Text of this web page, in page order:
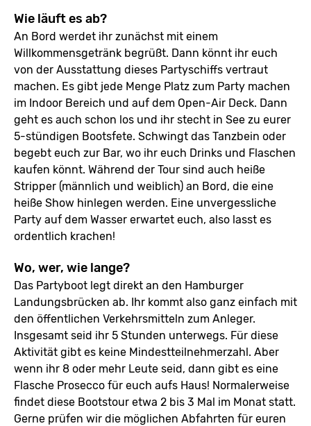
Wie läuft es ab?
An Bord werdet ihr zunächst mit einem
Willkommensgetränk begrüßt. Dann könnt ihr euch
von der Ausstattung dieses Partyschiffs vertraut
machen. Es gibt jede Menge Platz zum Party machen
im Indoor Bereich und auf dem Open-Air Deck. Dann
geht es auch schon los und ihr stecht in See zu eurer
5-stündigen Bootsfete. Schwingt das Tanzbein oder
begebt euch zur Bar, wo ihr euch Drinks und Flaschen
kaufen könnt. Während der Tour sind auch heiße
Stripper (männlich und weiblich) an Bord, die eine
heiße Show hinlegen werden. Eine unvergessliche
Party auf dem Wasser erwartet euch, also lasst es
ordentlich krachen!
Wo, wer, wie lange?
Das Partyboot legt direkt an den Hamburger
Landungsbrücken ab. Ihr kommt also ganz einfach mit
den öffentlichen Verkehrsmitteln zum Anleger.
Insgesamt seid ihr 5 Stunden unterwegs. Für diese
Aktivität gibt es keine Mindestteilnehmerzahl. Aber
wenn ihr 8 oder mehr Leute seid, dann gibt es eine
Flasche Prosecco für euch aufs Haus! Normalerweise
findet diese Bootstour etwa 2 bis 3 Mal im Monat statt.
Gerne prüfen wir die möglichen Abfahrten für euren